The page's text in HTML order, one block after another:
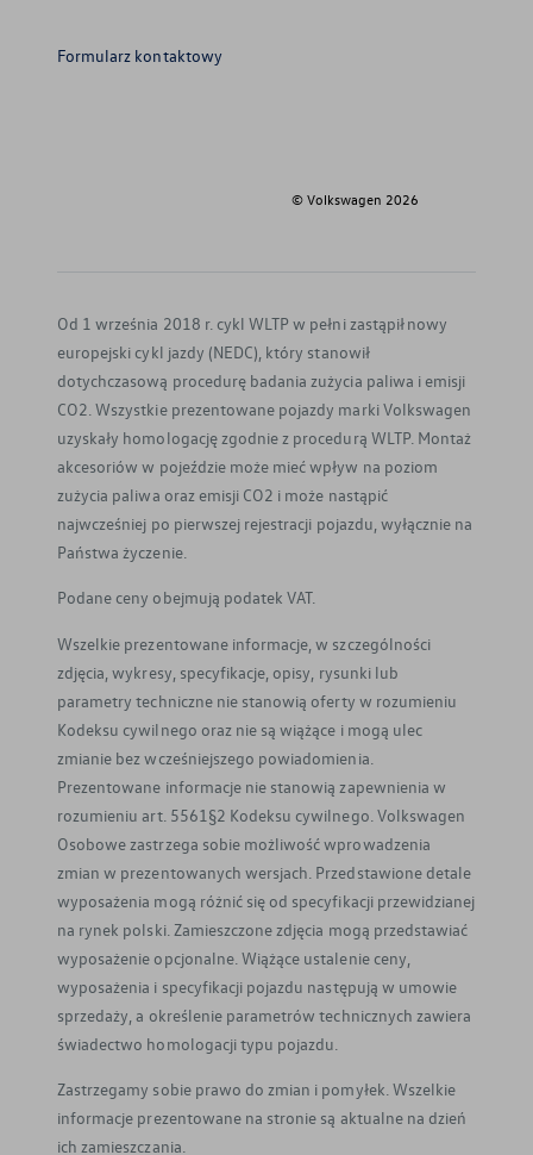
Formularz kontaktowy
© Volkswagen 2026
Od 1 września 2018 r. cykl WLTP w pełni zastąpił nowy
europejski cykl jazdy (NEDC), który stanowił
dotychczasową procedurę badania zużycia paliwa i emisji
CO2. Wszystkie prezentowane pojazdy marki Volkswagen
uzyskały homologację zgodnie z procedurą WLTP. Montaż
akcesoriów w pojeździe może mieć wpływ na poziom
zużycia paliwa oraz emisji CO2 i może nastąpić
najwcześniej po pierwszej rejestracji pojazdu, wyłącznie na
Państwa życzenie.
Podane ceny obejmują podatek VAT.
Wszelkie prezentowane informacje, w szczególności
zdjęcia, wykresy, specyfikacje, opisy, rysunki lub
parametry techniczne nie stanowią oferty w rozumieniu
Kodeksu cywilnego oraz nie są wiążące i mogą ulec
zmianie bez wcześniejszego powiadomienia.
Prezentowane informacje nie stanowią zapewnienia w
rozumieniu art. 5561§2 Kodeksu cywilnego. Volkswagen
Osobowe zastrzega sobie możliwość wprowadzenia
zmian w prezentowanych wersjach. Przedstawione detale
wyposażenia mogą różnić się od specyfikacji przewidzianej
na rynek polski. Zamieszczone zdjęcia mogą przedstawiać
wyposażenie opcjonalne. Wiążące ustalenie ceny,
wyposażenia i specyfikacji pojazdu następują w umowie
sprzedaży, a określenie parametrów technicznych zawiera
świadectwo homologacji typu pojazdu.
Zastrzegamy sobie prawo do zmian i pomyłek. Wszelkie
informacje prezentowane na stronie są aktualne na dzień
ich zamieszczania.